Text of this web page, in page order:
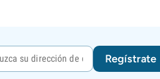
Regístrate